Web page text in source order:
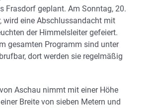
Frasdorf geplant. Am Sonntag, 20.
wird eine Abschlussandacht mit
der Himmelsleiter gefeiert.
gesamten Programm sind unter
dort werden sie regelmäßig
Aschau nimmt mit einer Höhe
Breite von sieben Metern und